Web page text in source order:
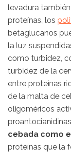
levadura
proteínas, los
betaglucanos
la luz
como turbidez,
turbidez de la
entre proteínas
de la malta de
oligoméricos
cebada como
proteínas que la